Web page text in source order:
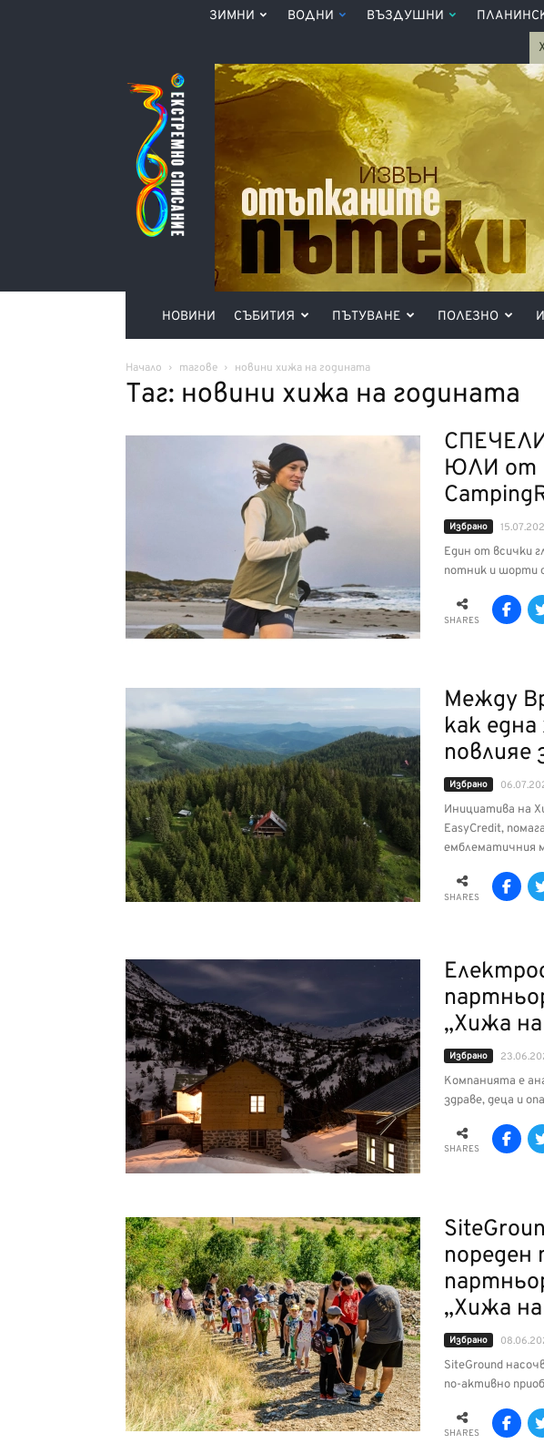
ЗИМНИ ВОДНИ ВЪЗДУШНИ
Списание
360°
НОВИНИ СЪБИТИЯ ПЪТУВАНЕ ПОЛЕЗНО
Начало тагове новини хижа на годината
Таг: новини хижа на годината
ЮЛИ от
Избрано
Един от всички
потник и шорти
SHARES
Между
как
повлияе
Избрано
Инициатива на
EasyCredit,
емблематичния
SHARES
„Хижа
Избрано
Компанията е
здраве, деца и
SHARES
пореден
„Хижа
Избрано
SiteGround
по-активно
SHARES